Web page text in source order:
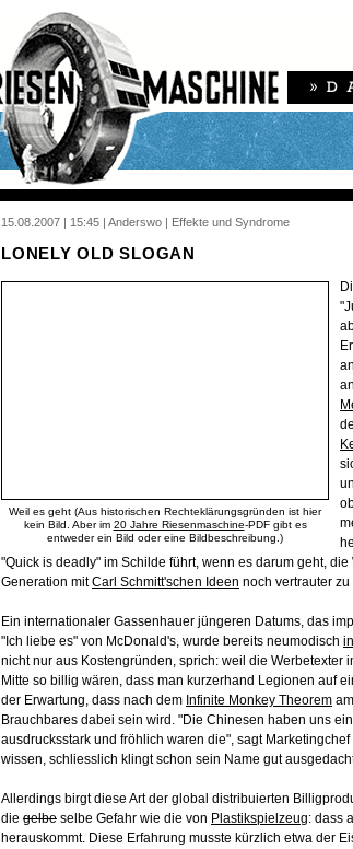
15.08.2007 | 15:45 | Anderswo | Effekte und Syndrome
LONELY OLD SLOGAN
Weil es geht (Aus historischen Rechteklärungsgründen ist hier
kein Bild. Aber im 20 Jahre Riesenmaschine-PDF gibt es
entweder ein Bild oder eine Bildbeschreibung.)
"Quick is deadly" im Schilde führt, wenn es darum geht, die
Generation mitCarl Schmitt'schen Ideen noch vertrauter
Ein internationaler Gassenhauer jüngeren Datums, das
"Ich liebe es" von McDonald's, wurde bereits neumodisch
nicht nur aus Kostengründen, sprich: weil die Werbetexter
Mitte so billig wären, dass man kurzerhand Legionen auf
der Erwartung, dass nach dem Infinite Monkey Theorem
Brauchbares dabei sein wird. "Die Chinesen haben uns
ausdrucksstark und fröhlich waren die", sagt
wissen, schliesslich klingt schon sein Name gut
Allerdings birgt diese Art der global distribuierten
die gelbe selbe Gefahr wie die von Plastikspielzeug: dass
herauskommt. Diese Erfahrung musste kürzlich etwa der